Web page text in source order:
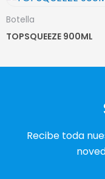
Botella
TOPSQUEEZE 900ML
Recibe toda